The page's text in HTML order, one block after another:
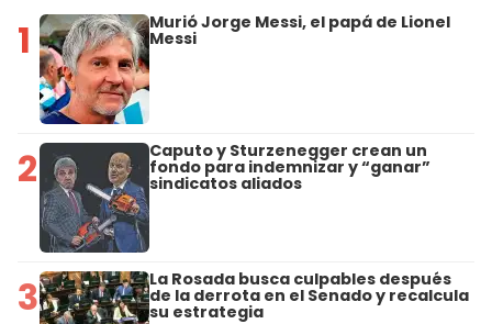
1 Murió Jorge Messi, el papá de Lionel
Messi
2 Caputo y Sturzenegger crean un
fondo para indemnizar y “ganar”
sindicatos aliados
3 La Rosada busca culpables después
de la derrota en el Senado y recalcula
su estrategia